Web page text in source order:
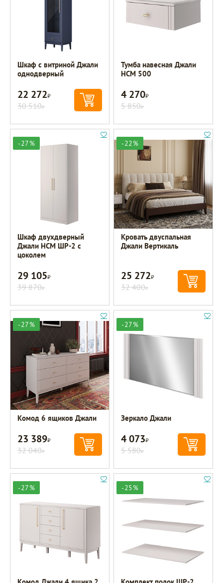
Шкаф с витриной Джали
однодверный
22 272Р
30 510Р
Тумба навесная Джали
НСМ 500
4 270Р
5 850Р
-27%
Шкаф двухдверный
Джали НСМ ШР-2 с
цоколем
29 105Р
39 870Р
-22%
Кровать двуспальная
Джали Вертикаль
25 272Р
32 400Р
-27%
Комод 6 ящиков Джали
23 389Р
32 040Р
-27%
Зеркало Джали
4 073Р
5 580Р
-27% -25%